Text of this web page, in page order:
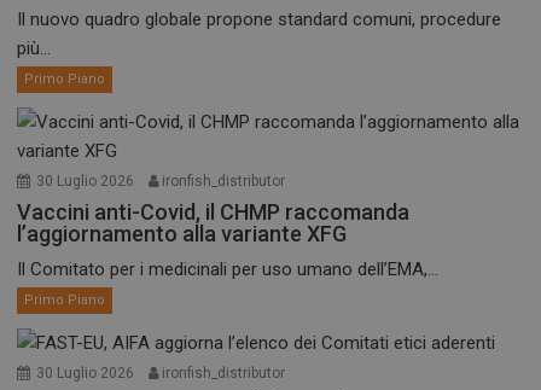
Il nuovo quadro globale propone standard comuni, procedure
più...
Primo Piano
30 Luglio 2026 ironfish_distributor
Vaccini anti-Covid, il CHMP raccomanda
l’aggiornamento alla variante XFG
Il Comitato per i medicinali per uso umano dell’EMA,...
Primo Piano
30 Luglio 2026 ironfish_distributor